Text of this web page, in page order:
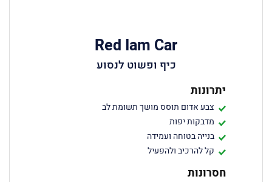
Red Iam Car
כיף ופשוט לנסוע
יתרונות
צבע אדום תוסס מושך תשומת לב
מדבקות יפות
בנייה בטוחה ועמידה
קל להרכיב ולהפעיל
חסרונות